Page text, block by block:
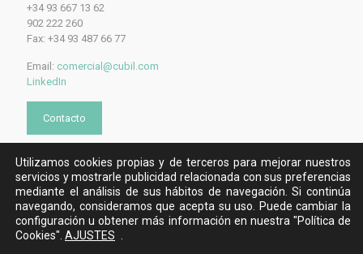
+34 93 667 13 62
902 222 260
Fax: +34 93 487 66 77
Email: comercial@cubil.com
LinkedIn
Contacto
Utilizamos cookies propias y de terceros para mejorar nuestros
servicios y mostrarle publicidad relacionada con sus preferencias
mediante el análisis de sus hábitos de navegación. Si continúa
navegando, consideramos que acepta su uso. Puede cambiar la
configuración u obtener más información en nuestra "Política de
Cookies". AJUSTES